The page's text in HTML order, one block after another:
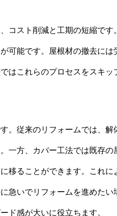
コスト削減と工期の短縮で
可能です。屋根材の撤去に
はこれらのプロセスをスキ
。従来のリフォームでは、
一方、カバー工法では既存の
移ることができます。これ
急いでリフォームを進めた
ド感が大いに役立ちます。